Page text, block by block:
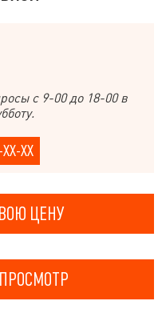
с 9-00 до 18-00 в
XX
ЦЕНУ